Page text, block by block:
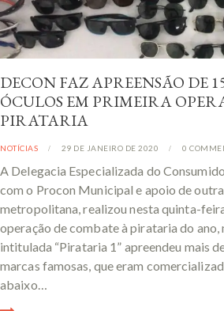
DECON FAZ APREENSÃO DE
ÓCULOS EM PRIMEIRA
PIRATARIA
NOTÍCIAS 29 DE JANEIRO DE 2020 0
A Delegacia Especializada do
com o Procon Municipal e apoio de
metropolitana, realizou nesta quinta-
operação de combate à pirataria do ano,
intitulada “Pirataria 1” apreendeu mais
marcas famosas, que eram
abaixo…